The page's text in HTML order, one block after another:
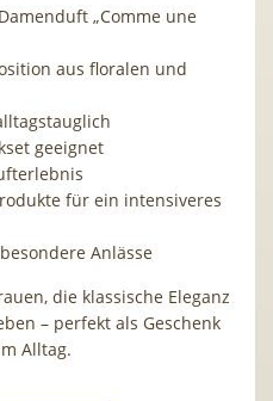
„Comme une
aus floralen und
geeignet
für ein intensiveres
Anlässe
die klassische Eleganz
– perfekt als Geschenk
Alltag.